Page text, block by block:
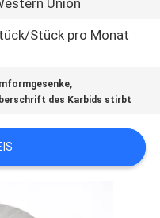
Union
Stück pro Monat
,
des Karbids stirbt